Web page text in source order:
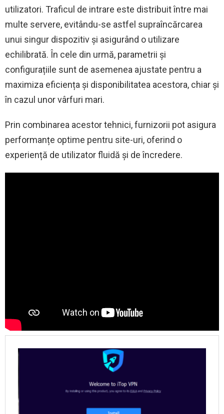
utilizatori. Traficul de intrare este distribuit între mai
multe servere, evitându-se astfel supraîncărcarea
unui singur dispozitiv și asigurând o utilizare
echilibrată. În cele din urmă, parametrii și
configurațiile sunt de asemenea ajustate pentru a
maximiza eficiența și disponibilitatea acestora, chiar și
în cazul unor vârfuri mari.
Prin combinarea acestor tehnici, furnizorii pot asigura
performanțe optime pentru site-uri, oferind o
experiență de utilizator fluidă și de încredere.